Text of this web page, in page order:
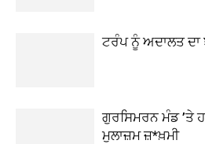
ਟਰੰਪ ਨੂੰ ਅਦਾਲਤ ਦਾ
ਗੁਰਸਿਮਰਨ ਮੰਡ ’ਤੇ
ਮੁਲਾਜ਼ਮ ਜ਼*ਖ਼ਮੀ